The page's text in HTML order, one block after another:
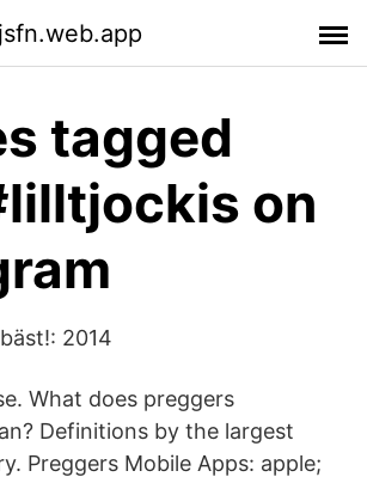
tagged
on
2014
What does preggers
Definitions by the largest
Preggers Mobile Apps: apple;